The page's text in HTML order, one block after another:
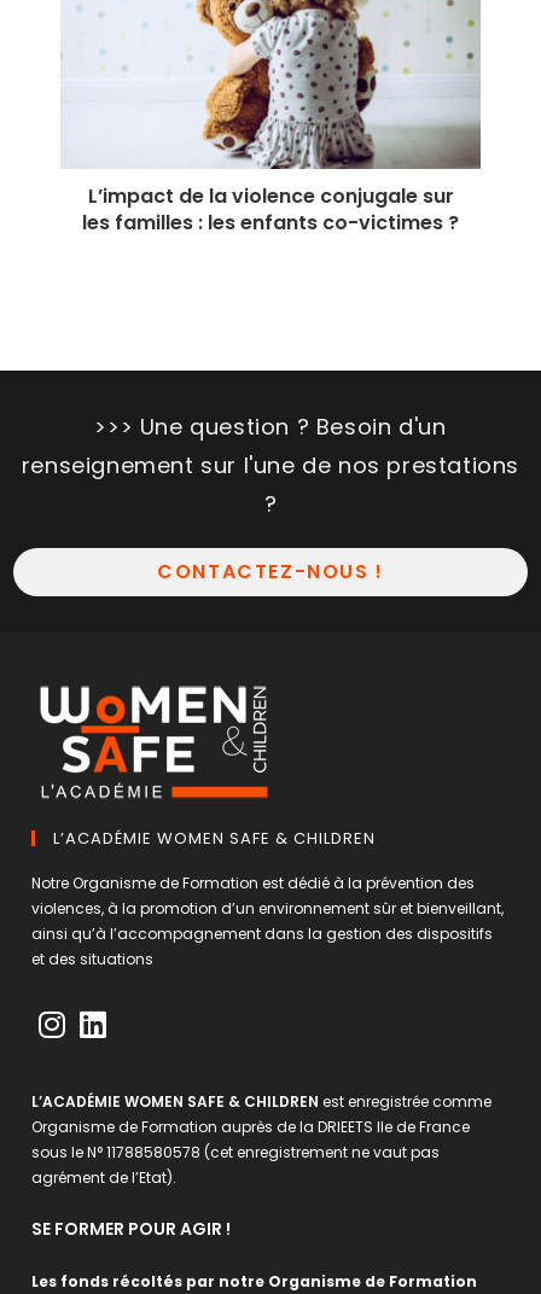
L’impact de la violence conjugale sur
les familles : les enfants co-victimes ?
>>> Une question ? Besoin d'un
renseignement sur l'une de nos prestations
?
CONTACTEZ-NOUS !
L’ACADÉMIE WOMEN SAFE & CHILDREN
Notre Organisme de Formation est dédié à la prévention des
violences, à la promotion d’un environnement sûr et bienveillant,
ainsi qu’à l’accompagnement dans la gestion des dispositifs
et des situations
L’ACADÉMIE WOMEN SAFE & CHILDREN est enregistrée comme
Organisme de Formation auprès de la DRIEETS Ile de France
sous le N° 11788580578 (cet enregistrement ne vaut pas
agrément de l’Etat).
SE FORMER POUR AGIR !
Les fonds récoltés par notre Organisme de Formation